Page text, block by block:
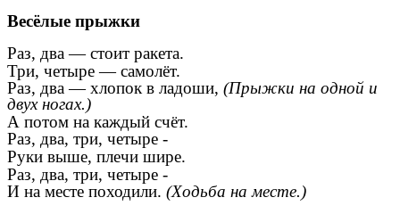
Весёлые прыжки
Раз, два — стоит ракета.
Три, четыре — самолёт.
Раз, два — хлопок в ладоши, (Прыжки на одной и
двух ногах.)
А потом на каждый счёт.
Раз, два, три, четыре -
Руки выше, плечи шире.
Раз, два, три, четыре -
И на месте походили. (Ходьба на месте.)